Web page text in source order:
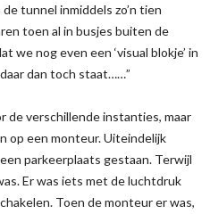
tunnel inmiddels zo’n tien
toen al in busjes buiten de
we nog even een ‘visual blokje’ in
dan toch staat……”
de verschillende instanties, maar
op een monteur. Uiteindelijk
parkeerplaats gestaan. Terwijl
Er was iets met de luchtdruk
Toen de monteur er was,